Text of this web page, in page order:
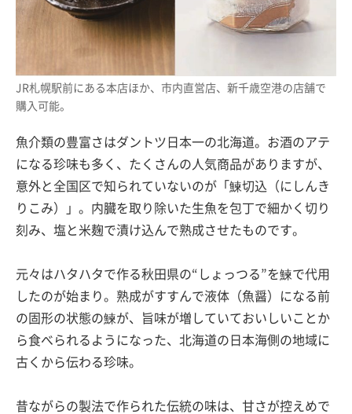
JR札幌駅前にある本店ほか、市内直営店、新千歳空港の店舗で
購入可能。
魚介類の豊富さはダントツ日本一の北海道。お酒のアテ
になる珍味も多く、たくさんの人気商品がありますが、
意外と全国区で知られていないのが「鰊切込（にしんき
りこみ）」。内臓を取り除いた生魚を包丁で細かく切り
刻み、塩と米麹で漬け込んで熟成させたものです。
元々はハタハタで作る秋田県の“しょっつる”を鰊で代用
したのが始まり。熟成がすすんで液体（魚醤）になる前
の固形の状態の鰊が、旨味が増していておいしいことか
ら食べられるようになった、北海道の日本海側の地域に
古くから伝わる珍味。
昔ながらの製法で作られた伝統の味は、甘さが控えめで